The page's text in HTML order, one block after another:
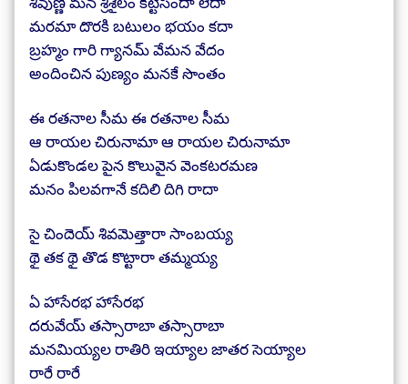
మరమా దొరకి బటులం భయం కదా
బ్రహ్మం గారి గ్యానమ్ వేమన వేదం
అందించిన పుణ్యం మనకే సొంతం
ఈ రతనాల సీమ ఈ రతనాల సీమ
ఆ రాయల చిరునామా ఆ రాయల చిరునామా
ఏడుకొండల పైన కొలువైన వెంకటరమణ
మనం పిలవగానే కదిలి దిగి రాదా
సై చిందెయ్ శివమెత్తారా సాంబయ్య
థై తక థై తొడ కొట్టారా తమ్మయ్య
ఏ హాసేరభ హాసేరభ
దరువేయ్ తస్సారాబా తస్సారాబా
మనమియ్యల రాతిరి ఇయ్యాల జాతర సెయ్యాల
రారే రారే